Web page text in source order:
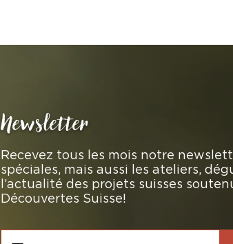
Newsletter
Recevez tous les mois notre
spéciales, mais aussi les ateliers,
l’actualité des projets suisses
Découvertes Suisse!